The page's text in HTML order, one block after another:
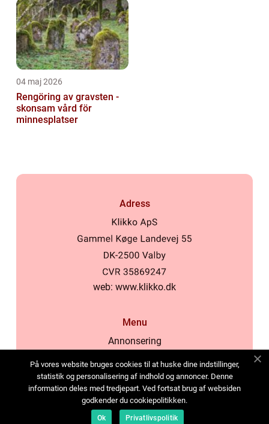
04 maj 2026
Rengöring av gravsten -
skonsam vård för
minnesplatser
Adress
web: www.klikko.dk
Menu
Annonsering
Cookies
Kontakta oss
Sitemap
På vores website bruges cookies til at huske dine indstillinger,
statistik og personalisering af indhold og annoncer. Denne
information deles med tredjepart. Ved fortsat brug af websiden
godkender du cookiepolitikken.
Ok Privatlivspolitik